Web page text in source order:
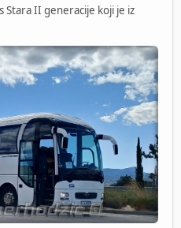
Stara II generacije koji je iz